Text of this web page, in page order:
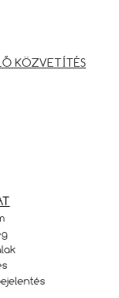
KÖZVETÍTÉS